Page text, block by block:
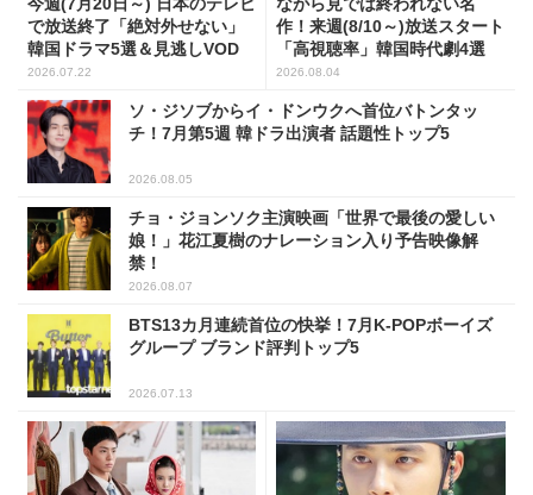
で放送終了「絶対外せない」
韓国ドラマ5選＆見逃しVOD
2026.07.22
ながら見では終われない名
作！来週(8/10～)放送スタート
「高視聴率」韓国時代劇4選
2026.08.04
ソ・ジソブからイ・ドンウクへ首位バトンタッ
チ！7月第5週 韓ドラ出演者 話題性トップ5
2026.08.05
チョ・ジョンソク主演映画「世界で最後の愛しい
娘！」花江夏樹のナレーション入り予告映像解
禁！
2026.08.07
BTS13カ月連続首位の快挙！7月K-POPボーイズ
グループ ブランド評判トップ5
2026.07.13